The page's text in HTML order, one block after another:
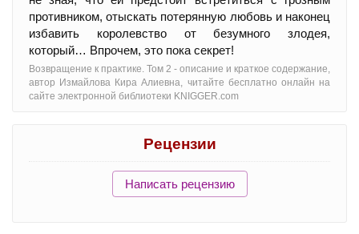
противником, отыскать потерянную любовь и наконец
избавить королевство от безумного злодея,
который… Впрочем, это пока секрет!
Возвращение к практике. Том 2 - oписание и краткое содержание,
автор Измайлова Кира Алиевна, читайте бесплатно онлайн на
сайте электронной библиотеки KNIGGER.com
Рецензии
Написать рецензию